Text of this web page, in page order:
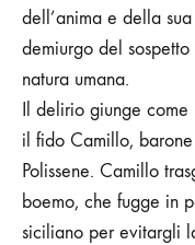
dell’anima e della
demiurgo del
natura umana.
Il delirio giunge
il fido Camillo,
Polissene. Camillo
boemo, che fugge in
siciliano per evitargli